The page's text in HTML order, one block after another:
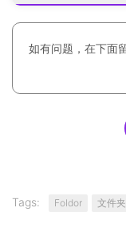
如有问题，在下面
Tags: Foldor 文件夹